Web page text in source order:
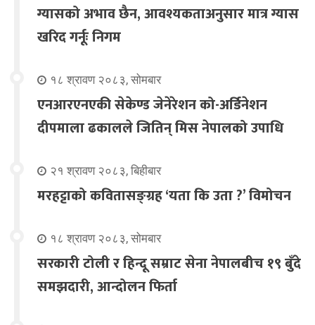
ग्यासको अभाव छैन, आवश्यकताअनुसार मात्र ग्यास
खरिद गर्नूः निगम
१८ श्रावण २०८३, सोमबार
एनआरएनएकी सेकेण्ड जेनेरेशन को-अर्डिनेशन
दीपमाला ढकालले जितिन् मिस नेपालको उपाधि
२१ श्रावण २०८३, बिहीबार
मरहट्टाको कवितासङ्ग्रह ‘यता कि उता ?’ विमोचन
१८ श्रावण २०८३, सोमबार
सरकारी टोली र हिन्दू सम्राट सेना नेपालबीच १९ बुँदे
समझदारी, आन्दोलन फिर्ता